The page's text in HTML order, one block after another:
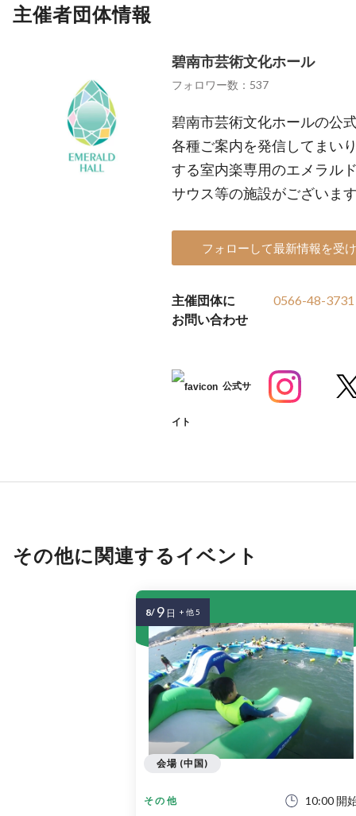
主催者団体情報
碧南市芸術文化ホール
フォロワー数：537
碧南市芸術文化ホールの公
各種ご案内を発信してまい
する室内楽専用のエメラル
サウス等の施設がございま
フォローして最新情報を受
主催団体に
お問い合わせ
0566-48-3731
公式サ
イト
その他に関連するイベント
その他 10:00 開
会場 (中国)
8/ 9 日 + 他 5